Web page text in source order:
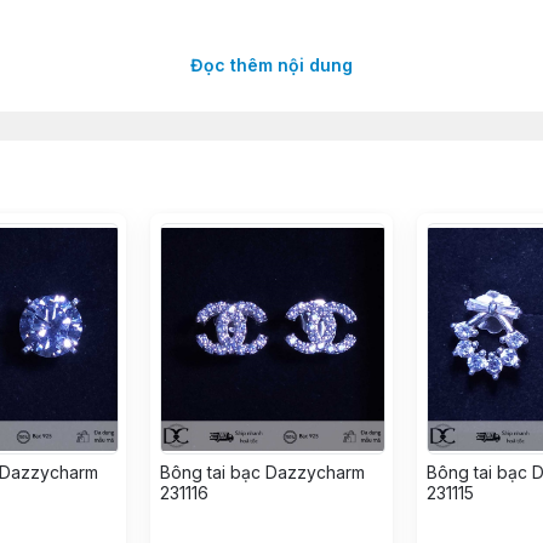
chất 925, 999
phối đồ.
tẩy rửa mạnh.
bàn chải mềm.
Đọc thêm nội dung
Bông tai bạc Dazzycharm
231116
Bông tai bạc
231115